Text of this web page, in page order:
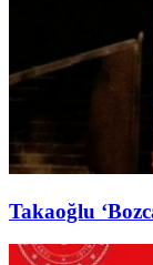
Takaoğlu